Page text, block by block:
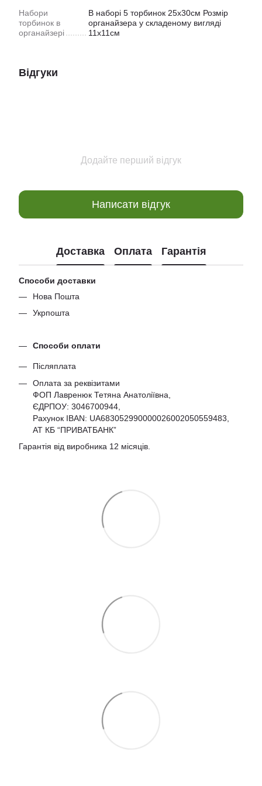
Набори
торбинок в
органайзері
В наборі 5 торбинок 25х30см Розмір
органайзера у складеному вигляді
11х11см
Відгуки
Додайте перший відгук
Написати відгук
Доставка Оплата Гарантія
Способи доставки
Нова Пошта
Укрпошта
Способи оплати
Післяплата
Оплата за реквізитами
ФОП Лавренюк Тетяна Анатоліївна,
ЄДРПОУ: 3046700944
Рахунок IBAN: UA683052990000026002050559483,
АТ КБ “ПРИВАТБАНК”
Гарантія від виробника 12 місяців.